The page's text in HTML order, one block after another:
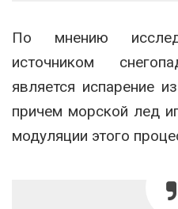
По мнению
источником
является испарение
причем морской лед
модуляции этого